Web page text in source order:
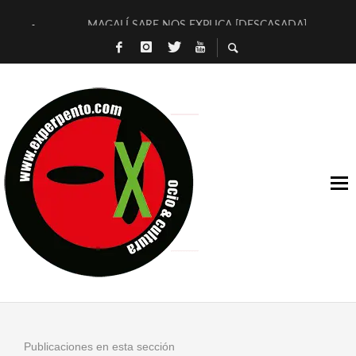
MAGALÍ SARE NOS EXPLICA [DESCASADA]
«NO TENGO PUTOS SUEÑOS»
[LA BOLA NEGRA] DE JAVIER CALVO Y JAVIER AMBROSSI
OSLO OVNIES LLEGAN CORRIENDO A ARANDA
FÉLIX CALVO NOS PRESENTA [LAS PALMERAS] (NOVELA
[EL SER QUERIDO] DE RODRIGO SOROGOYEN
ENTREVISTA A IVÁN HUMANES POR [EL LIBRO ROJO]
ARRABAL, ARRABAL, ARRABAL, ARRABEAUX
Publicaciones en esta sección